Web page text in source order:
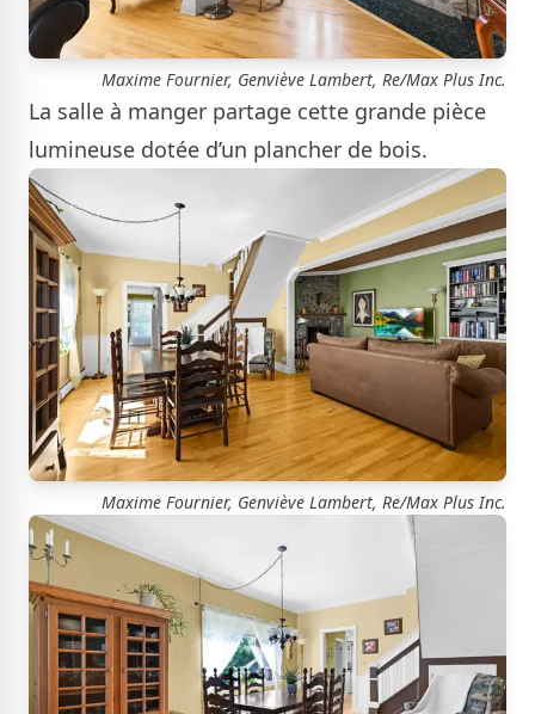
Maxime Fournier, Genviève Lambert, Re/Max Plus Inc.
La salle à manger partage cette grande pièce
lumineuse dotée d’un plancher de bois.
Maxime Fournier, Genviève Lambert, Re/Max Plus Inc.